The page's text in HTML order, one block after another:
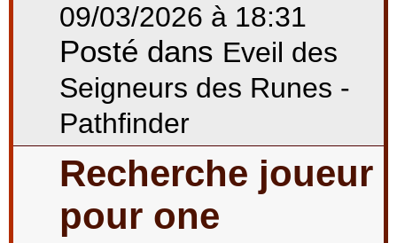
09/03/2026 à 18:31
Posté dans Eveil des
Seigneurs des Runes -
Pathfinder
Recherche joueur
pour one